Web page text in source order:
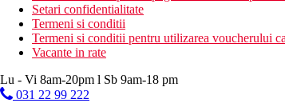
Setari confidentialitate
Termeni si conditii
Termeni si conditii pentru utilizarea voucherului
Vacante in rate
Lu - Vi 8am-20pm l Sb 9am-18 pm
031 22 99 222